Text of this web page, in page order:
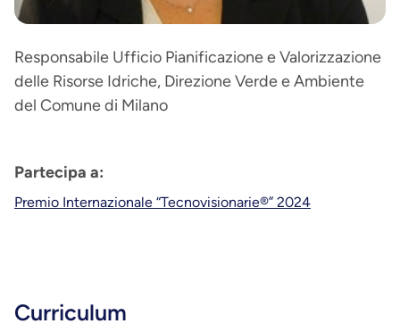
Responsabile Ufficio Pianificazione e Valorizzazione
delle Risorse Idriche, Direzione Verde e Ambiente
del Comune di Milano
Partecipa a:
Premio Internazionale “Tecnovisionarie®” 2024
Curriculum